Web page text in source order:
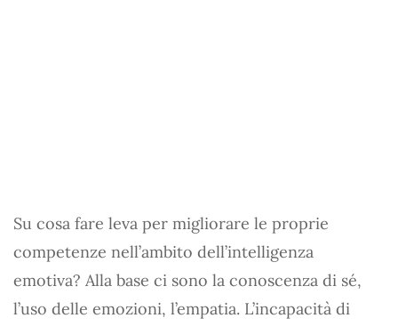
Su cosa fare leva per migliorare le proprie
competenze nell’ambito dell’intelligenza
emotiva? Alla base ci sono la conoscenza di sé,
l’uso delle emozioni, l’empatia. L’incapacità di